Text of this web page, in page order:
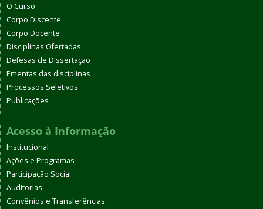
O Curso
Corpo Discente
Corpo Docente
Disciplinas Ofertadas
Defesas de Dissertação
Ementas das disciplinas
Processos Seletivos
Publicações
Acesso à Informação
Institucional
Ações e Programas
Participação Social
Auditorias
Convênios e Transferências